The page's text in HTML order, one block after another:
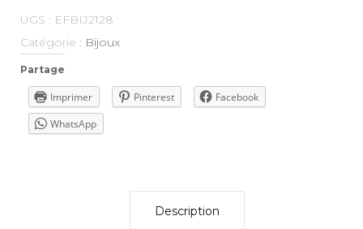
UGS : EFBIJ2128
Catégorie : Bijoux
Partage
Imprimer Pinterest
Facebook
WhatsApp
Description